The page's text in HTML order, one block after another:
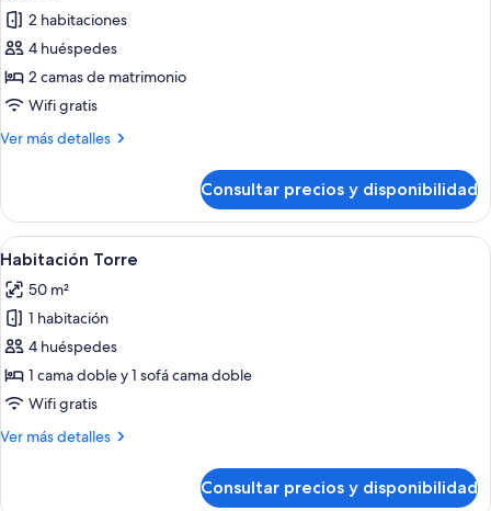
de
Suite
Royal,
2
habitaciones,
hidromasaje,
vistas
al
mar
2 habitaciones
4 huéspedes
2 camas de matrimonio
Wifi gratis
Ver más detalles
Más
Royal,
habitaciones,
de
hidromasaje,
vistas
al
mar
Consultar precios y disponibilidad
Abrir
todas
las
fotos
de
Habitación
Torre
Un dormitorio amplio con una cama
5
Habitación Torre
50 m²
1 habitación
4 huéspedes
1 cama doble y 1 sofá cama doble
Wifi gratis
Ver más detalles
Más
Consultar precios y disponibilidad